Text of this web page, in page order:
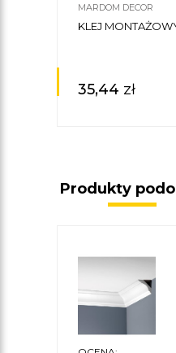
MARDOM DECOR
KLEJ
35,44 zł
Produkty